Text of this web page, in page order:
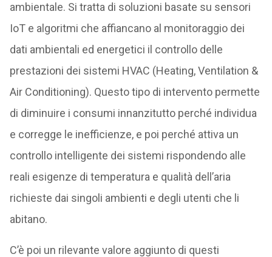
ambientale. Si tratta di soluzioni basate su sensori
IoT e algoritmi che affiancano al monitoraggio dei
dati ambientali ed energetici il controllo delle
prestazioni dei sistemi HVAC (Heating, Ventilation &
Air Conditioning). Questo tipo di intervento permette
di diminuire i consumi innanzitutto perché individua
e corregge le inefficienze, e poi perché attiva un
controllo intelligente dei sistemi rispondendo alle
reali esigenze di temperatura e qualità dell’aria
richieste dai singoli ambienti e degli utenti che li
abitano.
C’è poi un rilevante valore aggiunto di questi